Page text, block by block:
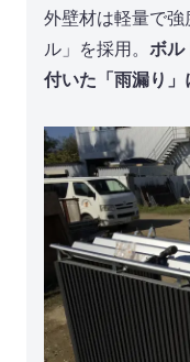
外壁材は軽量で強
ル」を採用。 ボル
付いた「雨漏り」